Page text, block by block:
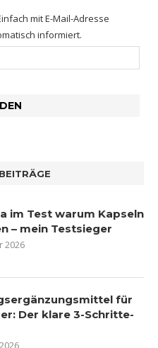
mit E-Mail-Adresse
informiert.
im Test warum Kapseln
– mein Testsieger
2026
für
Der klare 3-Schritte-